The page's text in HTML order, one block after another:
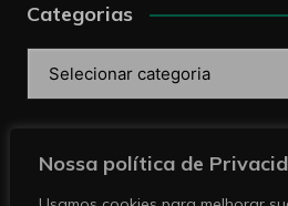
Nossa política de
Categorias